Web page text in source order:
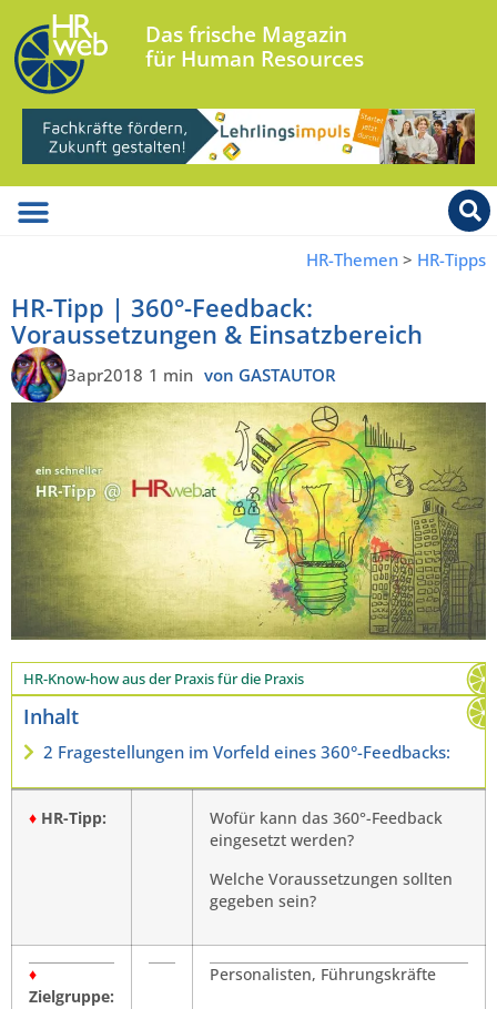
Das frische Magazin
für Human Resources
HR-Themen > HR-Tipps
HR-Tipp | 360°-Feedback:
Voraussetzungen & Einsatzbereich
3apr2018 1 min von GASTAUTOR
HR-Know-how aus der Praxis für die Praxis
Inhalt
2 Fragestellungen im Vorfeld eines 360°-Feedbacks:
♦ HR-Tipp:
Wofür kann das 360°-Feedback
eingesetzt werden?
Welche Voraussetzungen sollten
gegeben sein?
♦
Zielgruppe:
Personalisten, Führungskräfte